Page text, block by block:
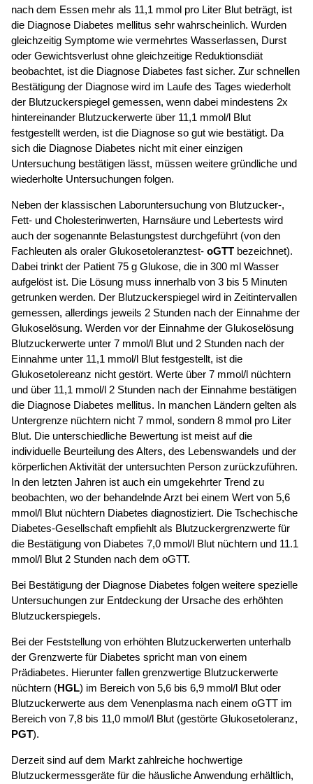
nach dem Essen mehr als 11,1 mmol pro Liter Blut beträgt, ist
die Diagnose Diabetes mellitus sehr wahrscheinlich. Wurden
gleichzeitig Symptome wie vermehrtes Wasserlassen, Durst
oder Gewichtsverlust ohne gleichzeitige Reduktionsdiät
beobachtet, ist die Diagnose Diabetes fast sicher. Zur schnellen
Bestätigung der Diagnose wird im Laufe des Tages wiederholt
der Blutzuckerspiegel gemessen, wenn dabei mindestens 2x
hintereinander Blutzuckerwerte über 11,1 mmol/l Blut
festgestellt werden, ist die Diagnose so gut wie bestätigt. Da
sich die Diagnose Diabetes nicht mit einer einzigen
Untersuchung bestätigen lässt, müssen weitere gründliche und
wiederholte Untersuchungen folgen.
Neben der klassischen Laboruntersuchung von Blutzucker-,
Fett- und Cholesterinwerten, Harnsäure und Lebertests wird
auch der sogenannte Belastungstest durchgeführt (von den
Fachleuten als oraler Glukosetoleranztest- oGTT bezeichnet).
Dabei trinkt der Patient 75 g Glukose, die in 300 ml Wasser
aufgelöst ist. Die Lösung muss innerhalb von 3 bis 5 Minuten
getrunken werden. Der Blutzuckerspiegel wird in Zeitintervallen
gemessen, allerdings jeweils 2 Stunden nach der Einnahme der
Glukoselösung. Werden vor der Einnahme der Glukoselösung
Blutzuckerwerte unter 7 mmol/l Blut und 2 Stunden nach der
Einnahme unter 11,1 mmol/l Blut festgestellt, ist die
Glukosetolereanz nicht gestört. Werte über 7 mmol/l nüchtern
und über 11,1 mmol/l 2 Stunden nach der Einnahme bestätigen
die Diagnose Diabetes mellitus. In manchen Ländern gelten als
Untergrenze nüchtern nicht 7 mmol, sondern 8 mmol pro Liter
Blut. Die unterschiedliche Bewertung ist meist auf die
individuelle Beurteilung des Alters, des Lebenswandels und der
körperlichen Aktivität der untersuchten Person zurückzuführen.
In den letzten Jahren ist auch ein umgekehrter Trend zu
beobachten, wo der behandelnde Arzt bei einem Wert von 5,6
mmol/l Blut nüchtern Diabetes diagnostiziert. Die Tschechische
Diabetes-Gesellschaft empfiehlt als Blutzuckergrenzwerte für
die Bestätigung von Diabetes 7,0 mmol/l Blut nüchtern und 11.1
mmol/l Blut 2 Stunden nach dem oGTT.
Bei Bestätigung der Diagnose Diabetes folgen weitere spezielle
Untersuchungen zur Entdeckung der Ursache des erhöhten
Blutzuckerspiegels.
Bei der Feststellung von erhöhten Blutzuckerwerten unterhalb
der Grenzwerte für Diabetes spricht man von einem
Prädiabetes. Hierunter fallen grenzwertige Blutzuckerwerte
nüchtern (HGL) im Bereich von 5,6 bis 6,9 mmol/l Blut oder
Blutzuckerwerte aus dem Venenplasma nach einem oGTT im
Bereich von 7,8 bis 11,0 mmol/l Blut (gestörte Glukosetoleranz,
PGT).
Derzeit sind auf dem Markt zahlreiche hochwertige
Blutzuckermessgeräte für die häusliche Anwendung erhältlich,